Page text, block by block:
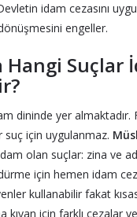
idam cezasını
engeller.
Hangi Suçlar
dininde yer almaktadır.
suç için uygulanmaz.
olan suçlar: zina ve
için hemen idam
kullanabilir fakat
kıyan için farklı cezalar